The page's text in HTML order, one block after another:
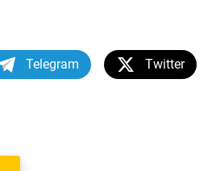
Telegram Twitter